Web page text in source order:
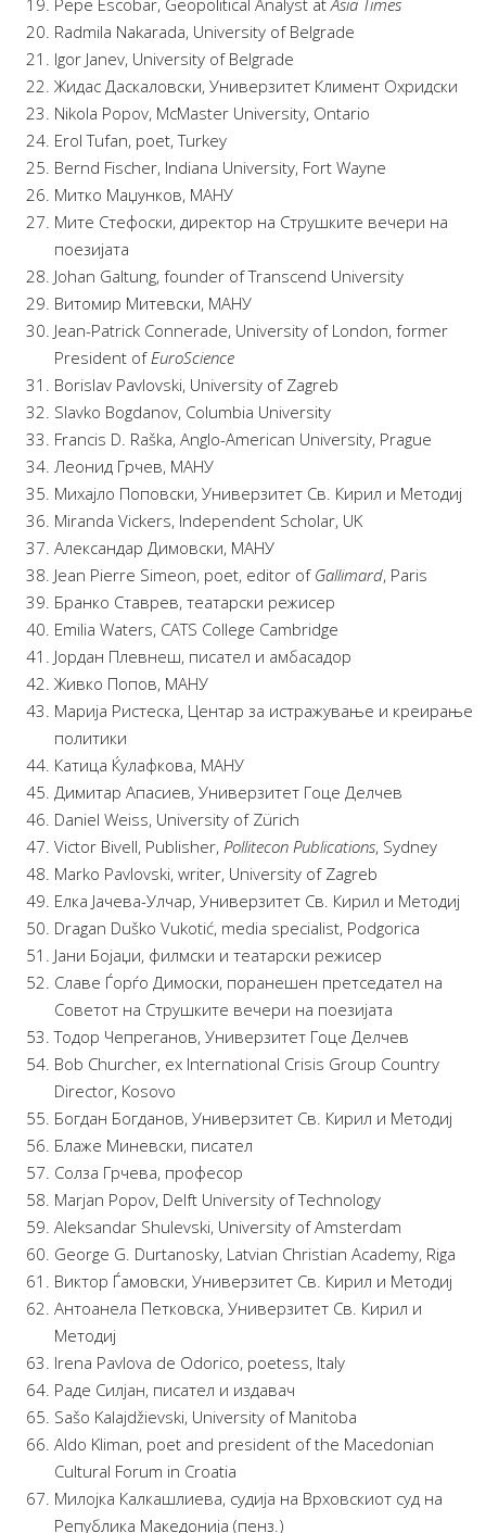
Radmila Nakarada, University of Belgrade
Igor Janev, University of Belgrade
Жидас Даскаловски, Универзитет Климент Охридски
Nikola Popov, McMaster University, Ontario
Erol Tufan, poet, Turkey
Bernd Fischer, Indiana University, Fort Wayne
Митко Маџунков, МАНУ
Мите Стефоски, директор на Струшките вечери на
поезијата
Johan Galtung, founder of Transcend University
Витомир Митевски, МАНУ
Jean-Patrick Connerade, University of London, former
President of EuroScience
Borislav Pavlovski, University of Zagreb
Slavko Bogdanov, Columbia University
Francis D. Raška, Anglo-American University, Prague
Леонид Грчев, МАНУ
Михајло Поповски, Универзитет Св. Кирил и Методиј
Miranda Vickers, Independent Scholar, UK
Александар Димовски, МАНУ
Jean Pierre Simeon, poet, editor of Gallimard, Paris
Бранко Ставрев, театарски режисер
Emilia Waters, CATS College Cambridge
Јордан Плевнеш, писател и амбасадор
Живко Попов, МАНУ
Марија Ристеска, Центар за истражување и креирање
политики
Катица Ќулафкова, МАНУ
Димитар Апасиев, Универзитет Гоце Делчев
Daniel Weiss, University of Zürich
Victor Bivell, Publisher, Pollitecon Publications, Sydney
Marko Pavlovski, writer, University of Zagreb
Елка Јачева-Улчар, Универзитет Св. Кирил и Методиј
Dragan Duško Vukotić, media specialist, Podgorica
Јани Бојаџи, филмски и театарски режисер
Славе Ѓорѓо Димоски, поранешен претседател на
Советот на Струшките вечери на поезијата
Тодор Чепреганов, Универзитет Гоце Делчев
Bob Churcher, ex International Crisis Group Country
Director, Kosovo
Богдан Богданов, Универзитет Св. Кирил и Методиј
Блаже Миневски, писател
Солза Грчева, професор
Marjan Popov, Delft University of Technology
Aleksandar Shulevski, University of Amsterdam
George G. Durtanosky, Latvian Christian Academy, Riga
Виктор Ѓамовски, Универзитет Св. Кирил и Методиј
Антоанела Петковска, Универзитет Св. Кирил и
Методиј
Irena Pavlova de Odorico, poetess, Italy
Раде Силјан, писател и издавач
Sašo Kalajdžievski, University of Manitoba
Aldo Kliman, poet and president of the Macedonian
Cultural Forum in Croatia
Милојка Калкашлиева, судија на Врховскиот суд на
Република Македонија (пенз.)